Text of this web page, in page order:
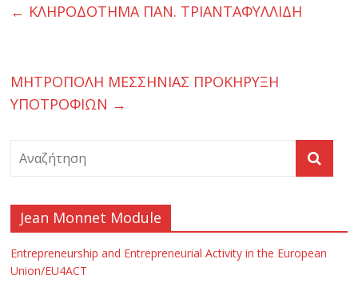
κ
η
τ
ι
κ
ή
← ΚΛΗΡΟΔΟΤΗΜΑ ΠΑΝ. ΤΡΙΑΝΤΑΦΥΛΛΙΔΗ
ΜΗΤΡΟΠΟΛΗ ΜΕΣΣΗΝΙΑΣ ΠΡΟΚΗΡΥΞΗ
ΥΠΟΤΡΟΦΙΩΝ →
Jean Monnet Module
Entrepreneurship and Entrepreneurial Activity in the European
Union/EU4ACT